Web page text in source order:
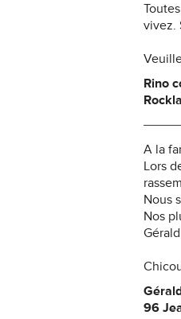
vivez.
Rino
A la
Lors
Nous
Nos
96